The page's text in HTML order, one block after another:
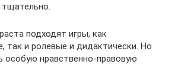
тщательно.
подходят игры, как
так и ролевые и дидактически. Но
нравственно-правовую